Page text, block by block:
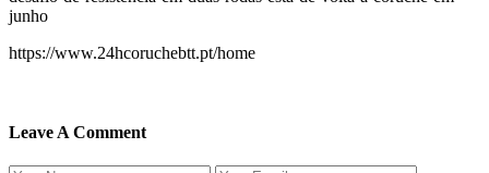
junho
https://www.24hcoruchebtt.pt/home
Leave A Comment